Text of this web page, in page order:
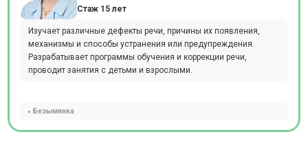
Стаж 15 лет
Изучает различные дефекты речи, причины их появления,
механизмы и способы устранения или предупреждения.
Разрабатывает программы обучения и коррекции речи,
проводит занятия с детьми и взрослыми.
Безымянка